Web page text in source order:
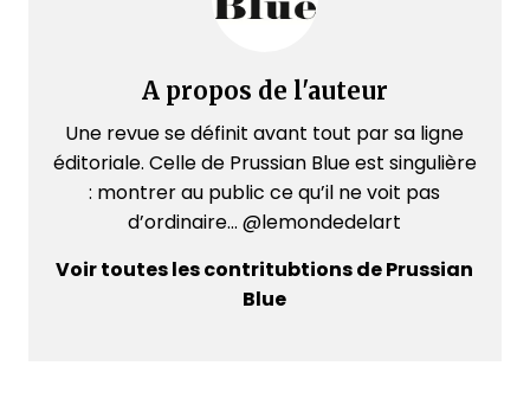
A propos de l'auteur
Une revue se définit avant tout par sa ligne
éditoriale. Celle de Prussian Blue est singulière
: montrer au public ce qu’il ne voit pas
d’ordinaire... @lemondedelart
Voir toutes les contritubtions de Prussian
Blue